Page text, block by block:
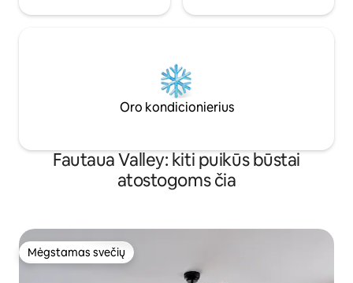
Oro kondicionierius
Fautaua Valley: kiti puikūs būstai
atostogoms čia
Mėgstamas svečių
Mėgstamas svečių